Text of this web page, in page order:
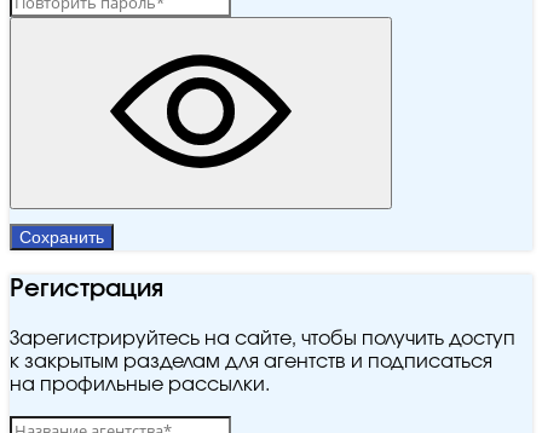
Сохранить
Регистрация
Зарегистрируйтесь на сайте, чтобы получить доступ
к закрытым разделам для агентств и подписаться
на профильные рассылки.